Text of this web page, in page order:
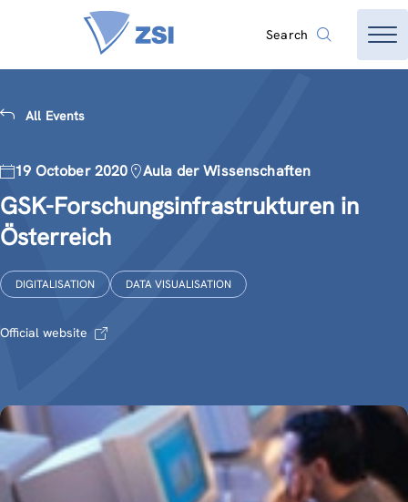
Search
All Events
19 October 2020 Aula der Wissenschaften
GSK-Forschungsinfrastrukturen in
Österreich
DIGITALISATION DATA VISUALISATION
Official website